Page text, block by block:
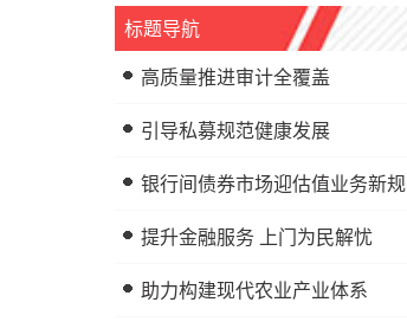
标题导航
高质量推进审计全覆盖
引导私募规范健康发展
银行间债券市场迎估值业务新规
提升金融服务 上门为民解忧
助力构建现代农业产业体系